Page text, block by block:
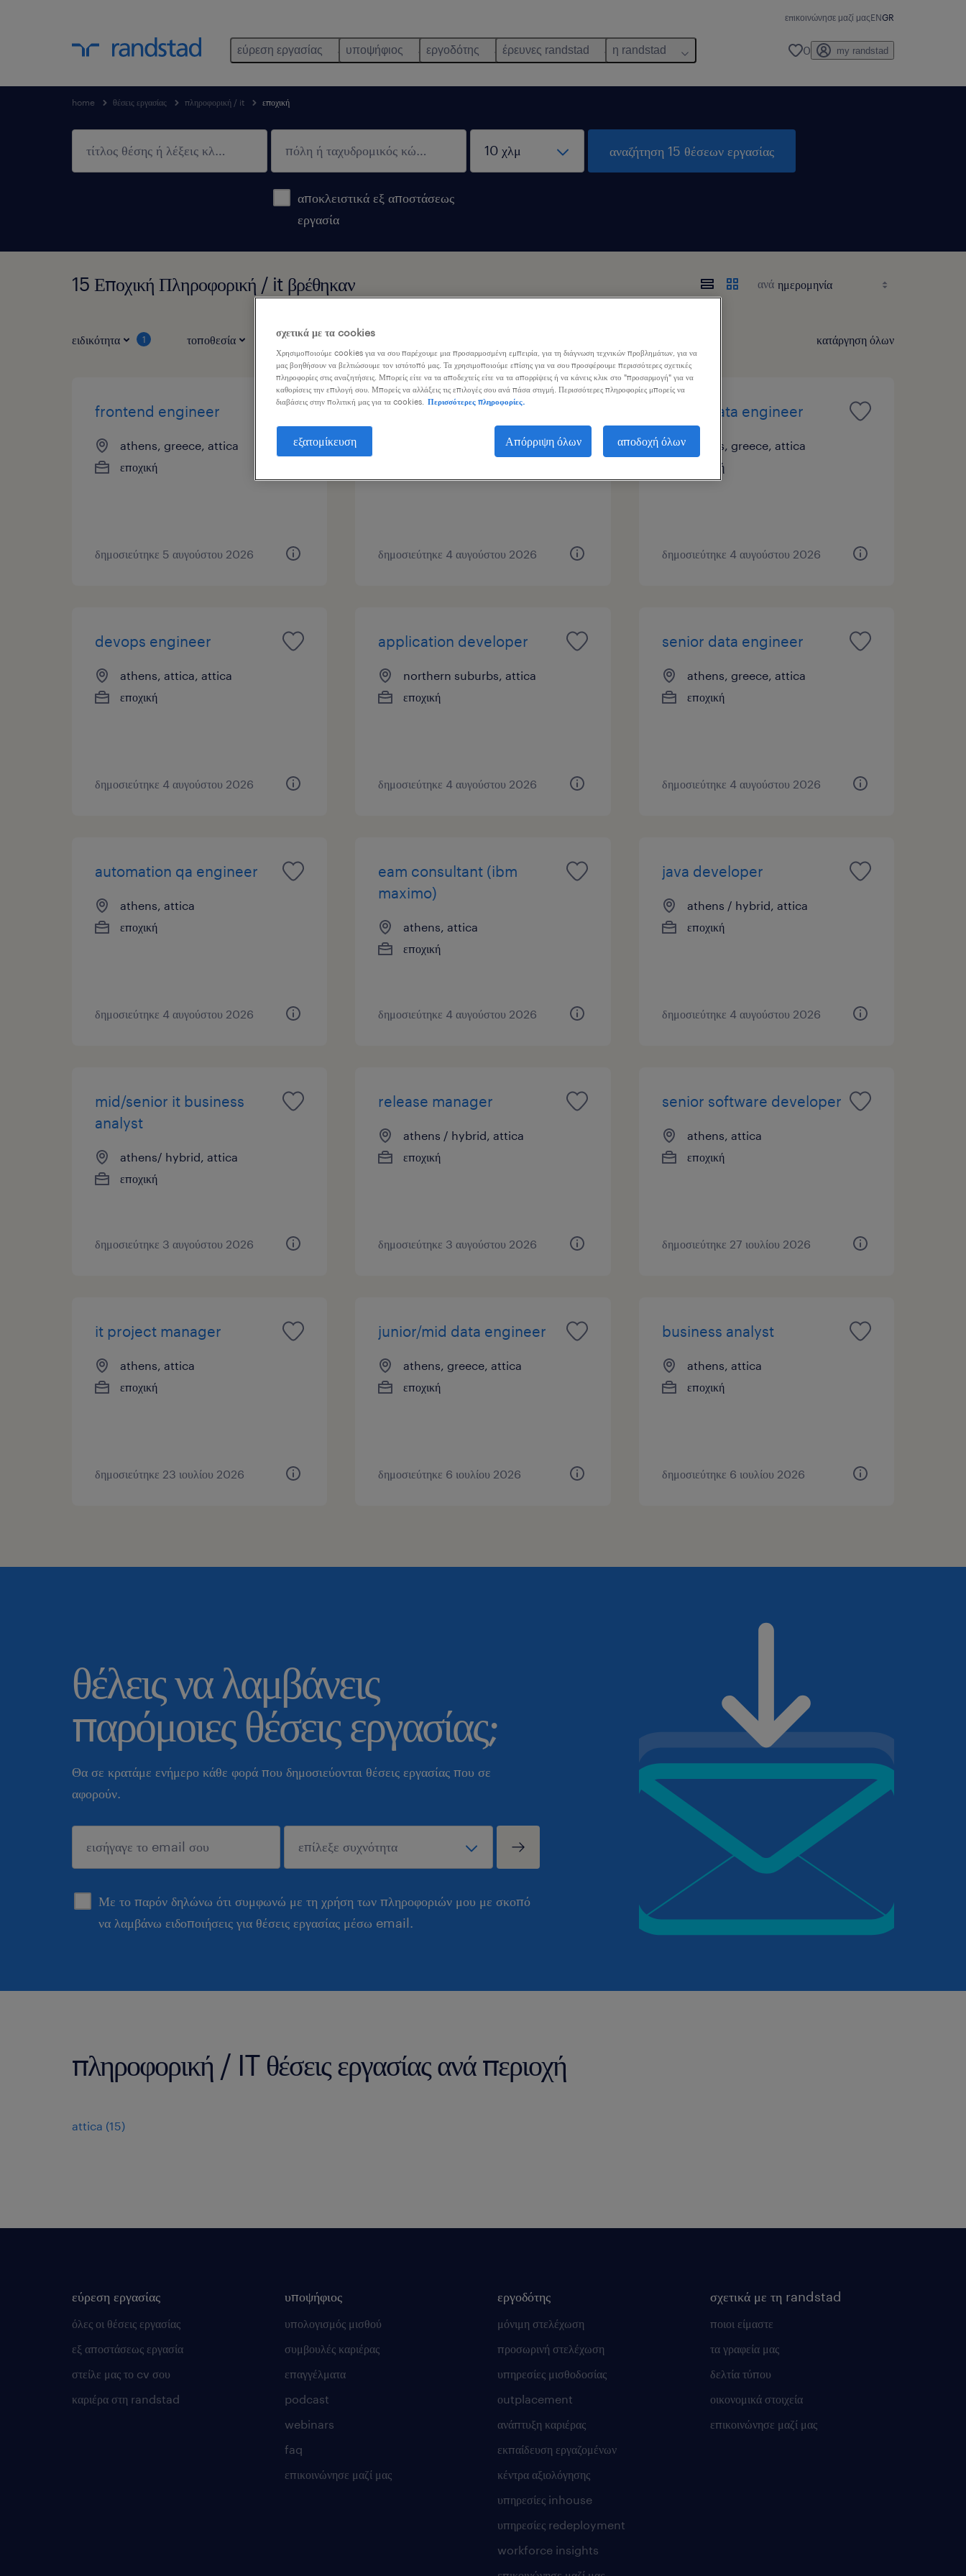
επικοινώνησε μαζί μαςENGR
εύρεση εργασίας υποψήφιος εργοδότης έρευνες randstad η randstad 0 my randstad
home θέσεις εργασίας πληροφορική / it εποχική
αποκλειστικά εξ αποστάσεως
εργασία
αναζήτηση 15 θέσεων εργασίας
15 Εποχική Πληροφορική / it βρέθηκαν ανά
ειδικότητα 1 τοποθεσία τύπος εργασίας 1 κατάργηση όλων
frontend engineer
athens, greece, attica
εποχική
δημοσιεύτηκε 5 αυγούστου 2026
data center engineer
δημοσιεύτηκε 4 αυγούστου 2026
senior data engineer
athens, greece, attica
εποχική
δημοσιεύτηκε 4 αυγούστου 2026
devops engineer
athens, attica, attica
εποχική
δημοσιεύτηκε 4 αυγούστου 2026
application developer
northern suburbs, attica
εποχική
δημοσιεύτηκε 4 αυγούστου 2026
senior data engineer
athens, greece, attica
εποχική
δημοσιεύτηκε 4 αυγούστου 2026
automation qa engineer
athens, attica
εποχική
δημοσιεύτηκε 4 αυγούστου 2026
eam consultant (ibm
maximo)
athens, attica
εποχική
δημοσιεύτηκε 4 αυγούστου 2026
java developer
athens / hybrid, attica
εποχική
δημοσιεύτηκε 4 αυγούστου 2026
mid/senior it business
analyst
athens/ hybrid, attica
εποχική
δημοσιεύτηκε 3 αυγούστου 2026
release manager
athens / hybrid, attica
εποχική
δημοσιεύτηκε 3 αυγούστου 2026
senior software developer
athens, attica
εποχική
δημοσιεύτηκε 27 ιουλίου 2026
it project manager
athens, attica
εποχική
δημοσιεύτηκε 23 ιουλίου 2026
junior/mid data engineer
athens, greece, attica
εποχική
δημοσιεύτηκε 6 ιουλίου 2026
business analyst
athens, attica
εποχική
δημοσιεύτηκε 6 ιουλίου 2026
θέλεις να λαμβάνεις
παρόμοιες θέσεις εργασίας;
Θα σε κρατάμε ενήμερο κάθε φορά που δημοσιεύονται θέσεις εργασίας που σε
αφορούν.
Με το παρόν δηλώνω ότι συμφωνώ με τη χρήση των πληροφοριών μου με σκοπό
να λαμβάνω ειδοποιήσεις για θέσεις εργασίας μέσω email.
sυποβολή
πληροφορική / IT θέσεις εργασίας ανά περιοχή
attica (15)
εύρεση εργασίας
όλες οι θέσεις εργασίας
εξ αποστάσεως εργασία
στείλε μας το cv σου
καριέρα στη randstad
υποψήφιος
υπολογισμός μισθού
συμβουλές καριέρας
επαγγέλματα
podcast
webinars
faq
επικοινώνησε μαζί μας
εργοδότης
μόνιμη στελέχωση
προσωρινή στελέχωση
υπηρεσίες μισθοδοσίας
οutplacement
ανάπτυξη καριέρας
εκπαίδευση εργαζομένων
κέντρα αξιολόγησης
υπηρεσίες inhouse
υπηρεσίες redeployment
workforce insights
σχετικά με τη randstad
ποιοι είμαστε
τα γραφεία μας
δελτία τύπου
οικονομικά στοιχεία
επικοινώνησε μαζί μας
σχετικά με τα cookies
Χρησιμοποιούμε cookies για να σου παρέχουμε μια προσαρμοσμένη εμπειρία, για τη διάγνωση τεχνικών προβλημάτων, για να
μας βοηθήσουν να βελτιώσουμε τον ιστότοπό μας. Τα χρησιμοποιούμε επίσης για να σου προσφέρουμε περισσότερες σχετικές
πληροφορίες στις αναζητήσεις. Μπορείς είτε να τα αποδεχτείς είτε να τα απορρίψεις ή να κάνεις κλικ στο "προσαρμογή" για να
καθορίσεις την επιλογή σου. Μπορείς να αλλάξεις τις επιλογές σου ανά πάσα στιγμή. Περισσότερες πληροφορίες μπορείς να
διαβάσεις στην πολιτική μας για τα cookies.
Περισσότερες πληροφορίες.
εξατομίκευση Απόρριψη όλων αποδοχή όλων